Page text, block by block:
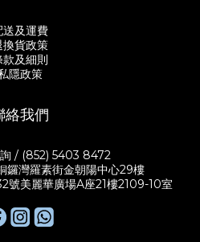
送及運費
換貨政策
款及細則
隱政策
絡我們
/ (852) 5403 8472
鑼灣羅素街金朝陽中心29樓
號美麗華廣場A座21樓2109-10室